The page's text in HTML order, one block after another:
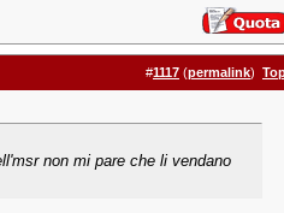
#1117 (permalink)
non mi pare che li vendano